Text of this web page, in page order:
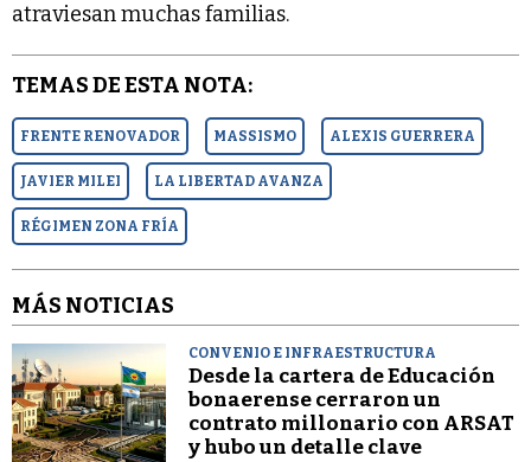
atraviesan muchas familias.
TEMAS DE ESTA NOTA:
FRENTE RENOVADOR MASSISMO ALEXIS GUERRERA
JAVIER MILEI LA LIBERTAD AVANZA
RÉGIMEN ZONA FRÍA
MÁS NOTICIAS
CONVENIO E INFRAESTRUCTURA
Desde la cartera de Educación
bonaerense cerraron un
contrato millonario con ARSAT
y hubo un detalle clave